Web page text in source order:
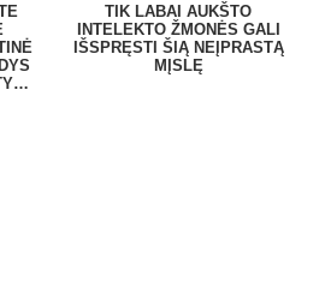
TIK LABAI AUKŠTO
INTELEKTO ŽMONĖS GALI
IŠSPRĘSTI ŠIĄ NEĮPRASTĄ
MĮSLĘ